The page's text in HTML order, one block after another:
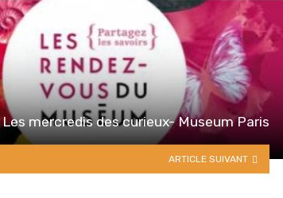
Les mercredis des curieux- Museum Paris
ARTICLE SUIVANT